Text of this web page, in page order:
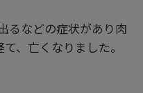
るなどの症状があり肉
、亡くなりました。